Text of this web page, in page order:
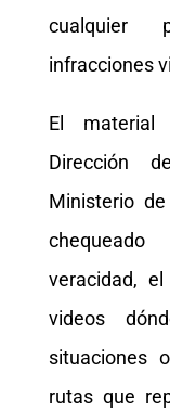
cualquier
infracciones
El
Dirección
Ministerio
veracidad,
videos
situaciones
rutas que